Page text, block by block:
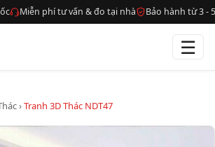
Miễn phí tư vấn & đo tại nhà Bảo hành từ 3 -
☰
›Tranh 3D Thác NDT47